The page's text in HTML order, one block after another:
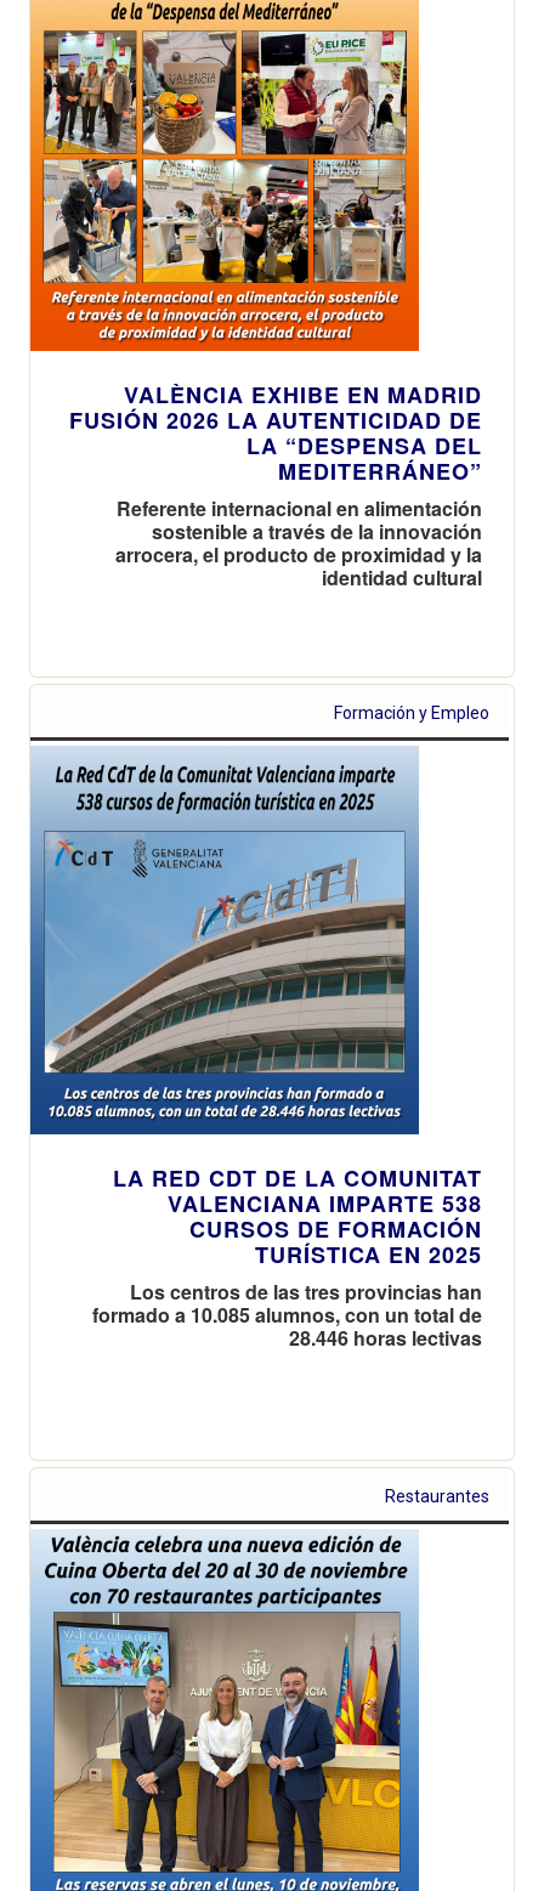
VALÈNCIA EXHIBE EN MADRID
FUSIÓN 2026 LA AUTENTICIDAD DE
LA “DESPENSA DEL
MEDITERRÁNEO”
Referente internacional en alimentación
sostenible a través de la innovación
arrocera, el producto de proximidad y la
identidad cultural
Formación y Empleo
LA RED CDT DE LA COMUNITAT
VALENCIANA IMPARTE 538
CURSOS DE FORMACIÓN
TURÍSTICA EN 2025
Los centros de las tres provincias han
formado a 10.085 alumnos, con un total de
28.446 horas lectivas
Restaurantes